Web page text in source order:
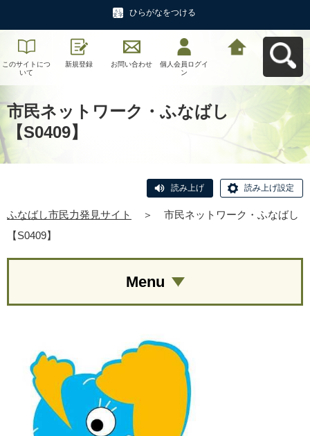
ひらがなをつける
このサイトにつ
いて
新規登録 お問い合わせ
個人会員ログイ
ン
市民ネットワーク・ふなばし
【S0409】
読み上げ 読み上げ設定
ふなばし市民力発見サイト ＞
市民ネットワーク・ふなばし
【S0409】
Menu